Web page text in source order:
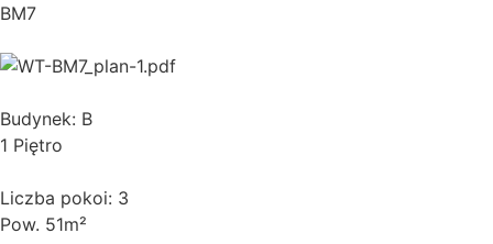
BM7
Budynek: B
1 Piętro
Liczba pokoi: 3
Pow. 51m²